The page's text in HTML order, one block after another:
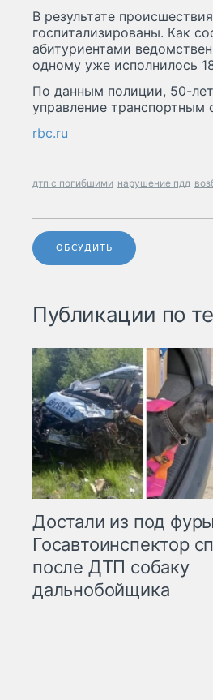
В результате
госпитализированы. Как
абитуриентами
одному уже исполнилось
По данным полиции, 50-
управление транспортным
rbc.ru
дтп с погибшими нарушение пдд
ОБСУДИТЬ
Публикации по
Достали из под
Госавтоинспектор
после ДТП собаку
дальнобойщика